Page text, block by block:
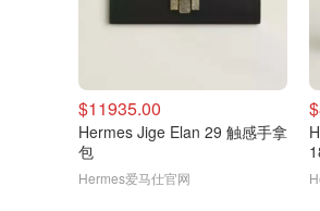
$11935.00
Hermes Jige Elan 29 触感手拿
包
Hermes爱马仕官网